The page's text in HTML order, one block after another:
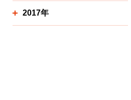
2017年